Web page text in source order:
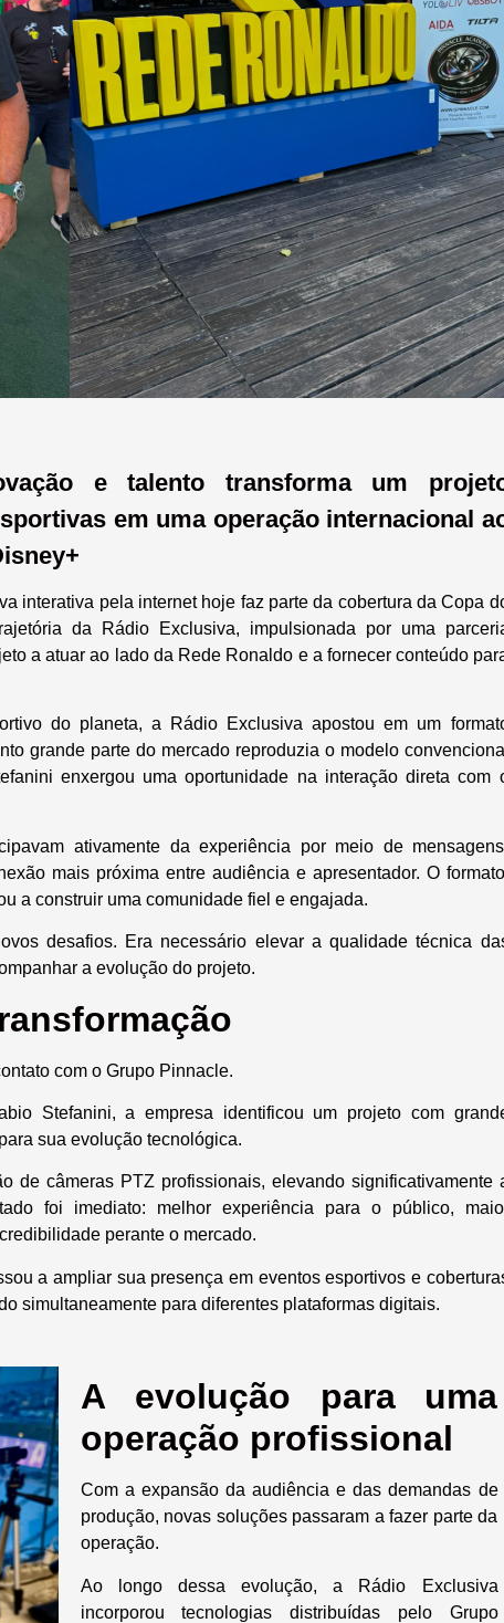
e talento transforma um
em uma operação internacional
interativa pela internet hoje faz parte da cobertura da Copa
da Rádio Exclusiva, impulsionada por uma
a atuar ao lado da Rede Ronaldo e a fornecer conteúdo
do planeta, a Rádio Exclusiva apostou em um
grande parte do mercado reproduzia o modelo
enxergou uma oportunidade na interação direta com
ativamente da experiência por meio de
mais próxima entre audiência e apresentador. O
a construir uma comunidade fiel e engajada.
desafios. Era necessário elevar a qualidade técnica
a evolução do projeto.
com o Grupo Pinnacle.
Stefanini, a empresa identificou um projeto com
sua evolução tecnológica.
de câmeras PTZ profissionais, elevando significativamente
foi imediato: melhor experiência para o público,
perante o mercado.
a ampliar sua presença em eventos esportivos e
simultaneamente para diferentes plataformas digitais.
A evolução para uma
operação profissional
Com a expansão da audiência e das demandas de
produção, novas soluções passaram a fazer parte da
operação.
Ao longo dessa evolução, a Rádio Exclusiva
incorporou tecnologias distribuídas pelo Grupo